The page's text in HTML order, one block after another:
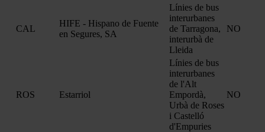
CAL
HIFE - Hispano de Fuente
en Segures, SA
Línies de bus
interurbanes
de Tarragona,
interurbà de
Lleida
NO
ROS Estarriol
Línies de bus
interurbanes
de l'Alt
Empordà,
Urbà de Roses
i Castelló
d'Empuries
NO